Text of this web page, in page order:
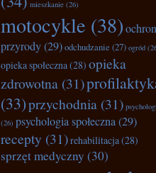
mieszkanie (26)
motocykle (38)
przyrody(29)odchudzanie (27) ogród
opieka społeczna(28) opieka
zdrowotna (31)
(33)przychodnia (31)
(26) psychologia społeczna(29)
recepty (31)rehabilitacja(28)
sprzęt medyczny (30)